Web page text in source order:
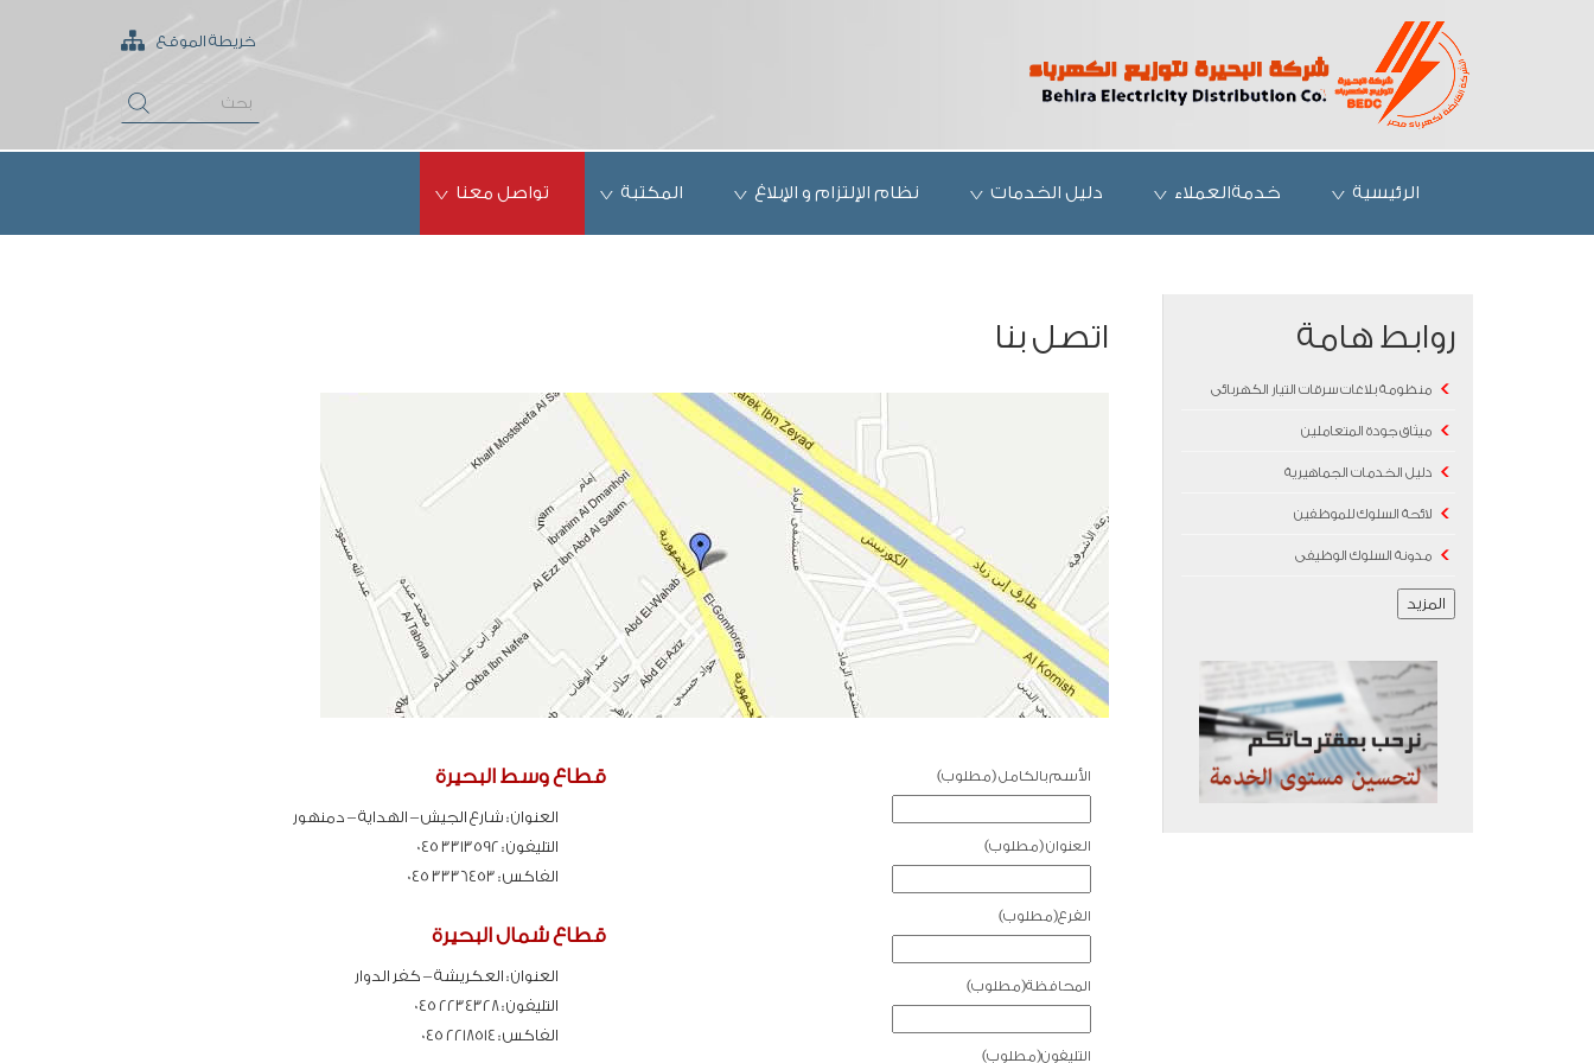
خريطة الموقع
الرئيسية خدمةالعملاء دليل الخدمات نظام الإلتزام و الإبلاغ المكتبة تواصل معنا
روابط هامة
منظومة بلاغات سرقات التيار الكهربائى
ميثاق جودة المتعاملين
دليل الخدمات الجماهيرية
لائحة السلوك للموظفين
مدونة السلوك الوظيفى
المزيد
اتصل بنا
الأسم بالكامل (مطلوب)
العنوان (مطلوب)
الفرع(مطلوب)
المحافظة(مطلوب)
التليفون(مطلوب)
قطاع وسط البحيرة
العنوان : شارع الجيش – الهداية – دمنهور
التليفون : 3313592 045
الفاكس : 3336453 045
قطاع شمال البحيرة
العنوان : العكريشة – كفر الدوار
التليفون :2234328 045
الفاكس : 2218514 045